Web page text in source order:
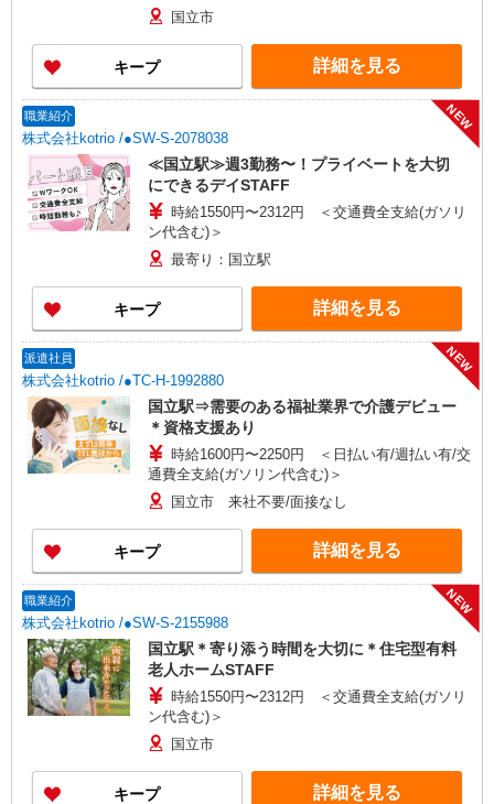
30,000円 ・役職手当：10,000〜70,000円 ・処遇改
善手当：20,000〜60,000円（勤続年数、保有資格
により変動） ・固定残業手当：20,000円（10時
間） ※固定残業時間を超過する場合には超過勤務
手当として別途支給 ・夜勤手当：10,000円/1回
歓迎 ・認知症介護基礎研修 ・初任者研修 ・実務
者研修 ・介護福祉士 など
国立市
キープ 詳細を見る
職業紹介
株式会社kotrio /●SW-S-2078038
NEW
≪国立駅≫週3勤務〜！プライベートを大切
にできるデイSTAFF
時給1550円〜2312円 ＜交通費全支給(ガソリ
ン代含む)＞
最寄り：国立駅
キープ 詳細を見る
派遣社員
株式会社kotrio /●TC-H-1992880
NEW
国立駅⇒需要のある福祉業界で介護デビュー
＊資格支援あり
時給1600円〜2250円 ＜日払い有/週払い有/交
通費全支給(ガソリン代含む)＞
国立市 来社不要/面接なし
キープ 詳細を見る
職業紹介
株式会社kotrio /●SW-S-2155988
NEW
国立駅＊寄り添う時間を大切に＊住宅型有料
老人ホームSTAFF
時給1550円〜2312円 ＜交通費全支給(ガソリ
ン代含む)＞
国立市
キープ 詳細を見る